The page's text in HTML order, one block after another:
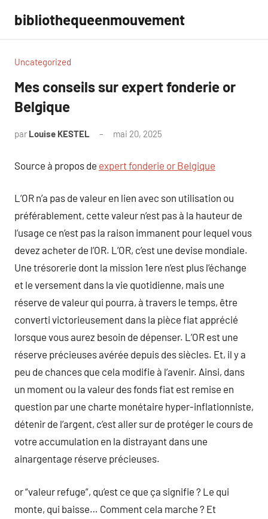
contenu
bibliothequeenmouvement
Uncategorized
Mes conseils sur expert fonderie or
Belgique
par Louise KESTEL mai 20, 2025
Source à propos de expert fonderie or Belgique
L’OR n’a pas de valeur en lien avec son utilisation ou
préférablement, cette valeur n’est pas à la hauteur de
l’usage ce n’est pas la raison immanent pour lequel vous
devez acheter de l’OR. L’OR, c’est une devise mondiale.
Une trésorerie dont la mission 1ere n’est plus l’échange
et le versement dans la vie quotidienne, mais une
réserve de valeur qui pourra, à travers le temps, être
converti victorieusement dans la pièce fiat apprécié
lorsque vous aurez besoin de dépenser. L’OR est une
réserve précieuses avérée depuis des siècles. Et, il y a
peu de chances que cela modifie à l’avenir. Ainsi, dans
un moment ou la valeur des fonds fiat est remise en
question par une charte monétaire hyper-inflationniste,
détenir de l’argent, c’est aller sur de protéger le cours de
votre accumulation en la distrayant dans une
ainargentage réserve précieuses.
or “valeur refuge”, qu’est ce que ça signifie ? Le qui
monte, qui baisse… Comment cela marche ? Et